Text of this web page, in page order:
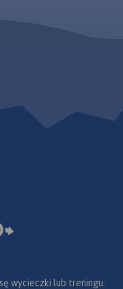
wycieczki lub treningu.